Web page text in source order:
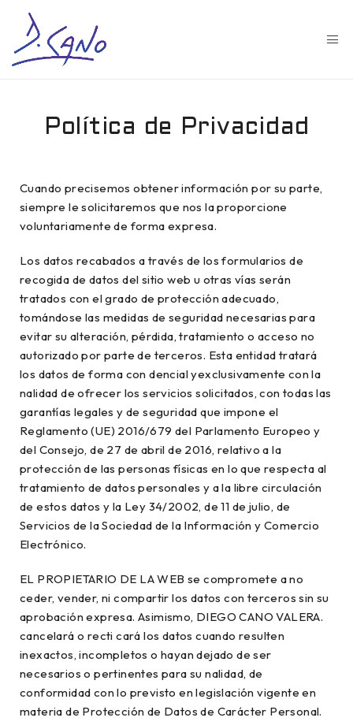
Política de Privacidad
Cuando precisemos obtener información por su parte,
siempre le solicitaremos que nos la proporcione
voluntariamente de forma expresa.
Los datos recabados a través de los formularios de
recogida de datos del sitio web u otras vías serán
tratados con el grado de protección adecuado,
tomándose las medidas de seguridad necesarias para
evitar su alteración, pérdida, tratamiento o acceso no
autorizado por parte de terceros. Esta entidad tratará
los datos de forma con dencial yexclusivamente con la
nalidad de ofrecer los servicios solicitados, con todas las
garantías legales y de seguridad que impone el
Reglamento (UE) 2016/679 del Parlamento Europeo y
del Consejo, de 27 de abril de 2016, relativo a la
protección de las personas físicas en lo que respecta al
tratamiento de datos personales y a la libre circulación
de estos datos y la Ley 34/2002, de 11 de julio, de
Servicios de la Sociedad de la Información y Comercio
Electrónico.
EL PROPIETARIO DE LA WEB se compromete a no
ceder, vender, ni compartir los datos con terceros sin su
aprobación expresa. Asimismo, DIEGO CANO VALERA.
cancelará o recti cará los datos cuando resulten
inexactos, incompletos o hayan dejado de ser
necesarios o pertinentes para su nalidad, de
conformidad con lo previsto en legislación vigente en
materia de Protección de Datos de Carácter Personal.